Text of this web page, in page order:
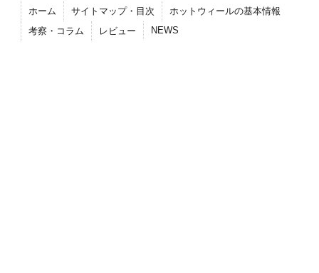
ホーム サイトマップ・目次
ホットウィールの基本情報
考察・コラム
レビュー NEWS